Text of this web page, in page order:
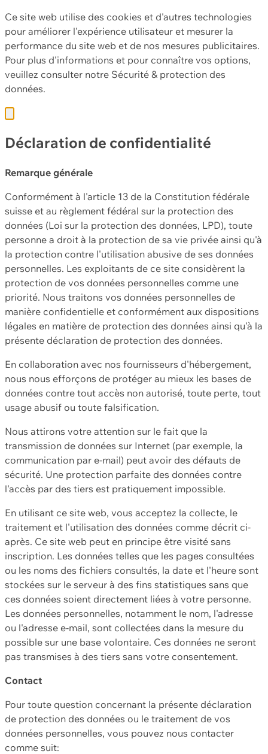
Ce site web utilise des cookies et d'autres technologies
pour améliorer l'expérience utilisateur et mesurer la
performance du site web et de nos mesures publicitaires.
Pour plus d'informations et pour connaître vos options,
veuillez consulter notre Sécurité & protection des
données.
Déclaration de confidentialité
Remarque générale
Conformément à l'article 13 de la Constitution fédérale
suisse et au règlement fédéral sur la protection des
données (Loi sur la protection des données, LPD), toute
personne a droit à la protection de sa vie privée ainsi qu'à
la protection contre l'utilisation abusive de ses données
personnelles. Les exploitants de ce site considèrent la
protection de vos données personnelles comme une
priorité. Nous traitons vos données personnelles de
manière confidentielle et conformément aux dispositions
légales en matière de protection des données ainsi qu'à la
présente déclaration de protection des données.
En collaboration avec nos fournisseurs d'hébergement,
nous nous efforçons de protéger au mieux les bases de
données contre tout accès non autorisé, toute perte, tout
usage abusif ou toute falsification.
Nous attirons votre attention sur le fait que la
transmission de données sur Internet (par exemple, la
communication par e-mail) peut avoir des défauts de
sécurité. Une protection parfaite des données contre
l'accès par des tiers est pratiquement impossible.
En utilisant ce site web, vous acceptez la collecte, le
traitement et l'utilisation des données comme décrit ci-
après. Ce site web peut en principe être visité sans
inscription. Les données telles que les pages consultées
ou les noms des fichiers consultés, la date et l'heure sont
stockées sur le serveur à des fins statistiques sans que
ces données soient directement liées à votre personne.
Les données personnelles, notamment le nom, l'adresse
ou l'adresse e-mail, sont collectées dans la mesure du
possible sur une base volontaire. Ces données ne seront
pas transmises à des tiers sans votre consentement.
Contact
Pour toute question concernant la présente déclaration
de protection des données ou le traitement de vos
données personnelles, vous pouvez nous contacter
comme suit: